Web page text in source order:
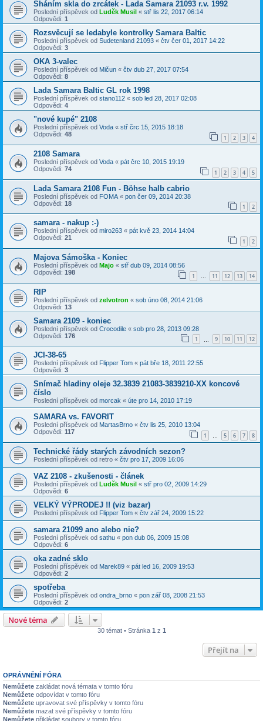
Sháním skla do zrcátek - Lada Samara 21093 r.v. 1992
Poslední příspěvek od Luděk Musil « stř lis 22, 2017 06:14
Odpovědi: 1
Rozsvěcují se ledabyle kontrolky Samara Baltic
Poslední příspěvek od Sudetenland 21093 « čtv čer 01, 2017 14:22
Odpovědi: 3
OKA 3-valec
Poslední příspěvek od Mičun « čtv dub 27, 2017 07:54
Odpovědi: 8
Lada Samara Baltic GL rok 1998
Poslední příspěvek od stano112 « sob led 28, 2017 02:08
Odpovědi: 4
"nové kupé" 2108
Poslední příspěvek od Voda « stř črc 15, 2015 18:18
Odpovědi: 48 1 2 3 4
2108 Samara
Poslední příspěvek od Voda « pát črc 10, 2015 19:19
Odpovědi: 74 1 2 3 4 5
Lada Samara 2108 Fun - Böhse halb cabrio
Poslední příspěvek od FOMA « pon čer 09, 2014 20:38
Odpovědi: 18 1 2
samara - nakup :-)
Poslední příspěvek od miro263 « pát kvě 23, 2014 14:04
Odpovědi: 21 1 2
Majova Sámoška - Koniec
Poslední příspěvek od Majo « stř dub 09, 2014 08:56
Odpovědi: 198 1 … 11 12 13 14
RIP
Poslední příspěvek od zelvotron « sob úno 08, 2014 21:06
Odpovědi: 13
Samara 2109 - koniec
Poslední příspěvek od Crocodile « sob pro 28, 2013 09:28
Odpovědi: 176 1 9 10 11 12
JCI-38-65
Poslední příspěvek od Flipper Tom « pát bře 18, 2011 22:55
Odpovědi: 3
Snímač hladiny oleje 32.3839 21083-3839210-XX koncové
číslo
Poslední příspěvek od morcak « úte pro 14, 2010 17:19
SAMARA vs. FAVORIT
Poslední příspěvek od MartasBrno « čtv lis 25, 2010 13:04
Odpovědi: 117 1 … 5 6 7 8
Technické řády starých závodních sezon?
Poslední příspěvek od retro « čtv pro 17, 2009 16:06
VAZ 2108 - zkušenosti - článek
Poslední příspěvek od Luděk Musil « stř pro 02, 2009 14:29
Odpovědi: 6
VELKÝ VÝPRODEJ !! (viz bazar)
Poslední příspěvek od Flipper Tom « čtv zář 24, 2009 15:22
samara 21099 ano alebo nie?
Poslední příspěvek od sathu « pon dub 06, 2009 15:08
Odpovědi: 6
oka zadné sklo
Poslední příspěvek od Marek89 « pát led 16, 2009 19:53
Odpovědi: 2
spotřeba
Poslední příspěvek od ondra_brno « pon zář 08, 2008 21:53
Odpovědi: 2
Nové téma
30 témat • Stránka 1 z 1
Přejít na
OPRÁVNĚNÍ FÓRA
Nemůžete zakládat nová témata v tomto fóru
Nemůžete odpovídat v tomto fóru
Nemůžete upravovat své příspěvky v tomto fóru
Nemůžete mazat své příspěvky v tomto fóru
Nemůžete přikládat soubory v tomto fóru